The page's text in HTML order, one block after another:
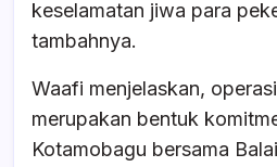
keselamatan jiwa para
tambahnya.
Waafi menjelaskan,
merupakan bentuk
Kotamobagu bersama